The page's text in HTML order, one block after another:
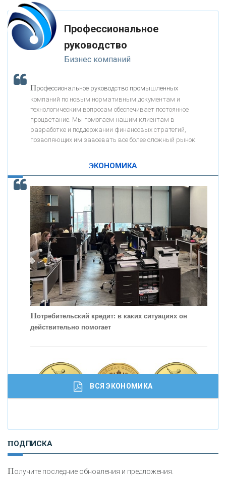
«ЗАПСИБКОМБАНК»
«РОСЕВРОБАНК»
«ПРЕСС-СЛУЖБА ВТБ24»
«АВТОГРАДБАНК»
ОНАС
КОНТАКТЫ
К ак Система быстрых платежей за пять лет
Профессиональное
руководство
Бизнес компаний
Профессиональное руководство промышленных
компаний по новым нормативным документам и
технологическим вопросам обеспечивает постоянное
процветание. Мы помогаем нашим клиентам в
разработке и поддержании финансовых стратегий,
позволяющих им завоевать все более сложный рынок.
ЭКОНОМИКА
Потребительский кредит: в каких ситуациях он
действительно помогает
И
сохранения и увеличения капитала
ВСЯ ЭКОНОМИКА
ПОДПИСКА
Получите последние обновления и предложения.